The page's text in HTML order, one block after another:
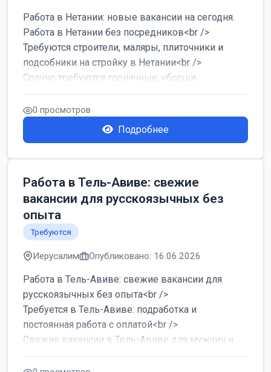
Работа в Нетании: новые вакансии на сегодня.
Работа в Нетании без посредников<br />
Требуются строители, маляры, плиточники и
подсобники на стройку в Нетании<br />
Срочно требуются горничные, уборщи...
0 просмотров
Подробнее
Работа в Тель-Авиве: свежие
вакансии для русскоязычных без
опыта
Требуются
Иерусалим Опубликовано: 16.06.2026
Работа в Тель-Авиве: свежие вакансии для
русскоязычных без опыта<br />
Требуется в Тель-Авиве: подработка и
постоянная работа с оплатой<br />
Свежие вакансии в Тель-Авиве для мужчин и
женщин от хозя...